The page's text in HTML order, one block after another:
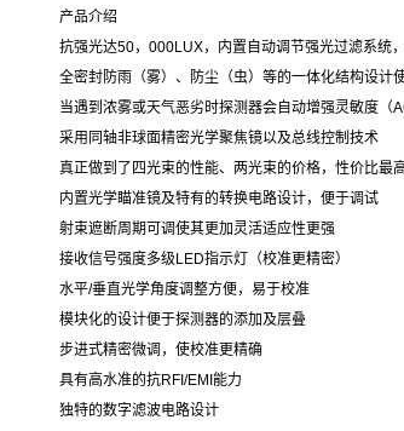
产品介绍
抗强光达50，000LUX，内置自动调节强光过滤系统
全密封防雨（雾）、防尘（虫）等的一体化结构设计
当遇到浓雾或天气恶劣时探测器会自动增强灵敏度（
采用同轴非球面精密光学聚焦镜以及总线控制技术
真正做到了四光束的性能、两光束的价格，性价比最
内置光学瞄准镜及特有的转换电路设计，便于调试
射束遮断周期可调使其更加灵活适应性更强
接收信号强度多级LED指示灯（校准更精密）
水平/垂直光学角度调整方便，易于校准
模块化的设计便于探测器的添加及层叠
步进式精密微调，使校准更精确
具有高水准的抗RFI/EMI能力
独特的数字滤波电路设计